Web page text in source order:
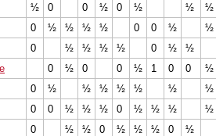
½ 0 0 ½ 0 ½ ½
½
0 ½ ½ ½ ½ 0 0 ½
½
0 ½ ½ ½ ½ 0 ½
½
0 ½ 0 0 ½ 1 0 0
½
0 ½ ½ ½ ½ ½ ½
½
0 0 ½ ½ ½ 0 ½ ½ ½
½
0 ½ ½ 0 ½ ½ ½ 0
½